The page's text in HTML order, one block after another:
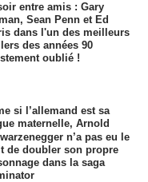
entre amis : Gary
Sean Penn et Ed
dans l'un des meilleurs
des années 90
oublié !
si l’allemand est sa
maternelle, Arnold
n’a pas eu le
de doubler son propre
dans la saga